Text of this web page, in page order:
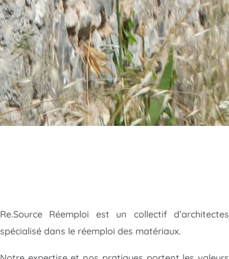
Re.Source Réemploi est un collectif d’architectes
spécialisé dans le réemploi des matériaux.